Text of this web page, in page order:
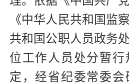
《中华人民共和国监
共和国公职人员政务
位工作人员处分暂
定，经省纪委常委